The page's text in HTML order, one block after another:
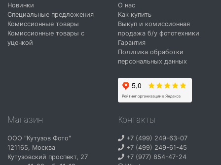
Новинки
Специальные предложения
Комиссионные товары
Комиссионные товары с
уценкой
О нас
Как купить
Выкуп и комиссионная
продажа б/у фототехники
Гарантия
Политика обработки
персональных данных
Магазин
ООО "Кутузов Фото"
121165, Москва
Кутузовский проспект, 27
Контакты
+7 (499) 249-63-07
+7 (499) 249-61-45
+7 (977) 854-47-24